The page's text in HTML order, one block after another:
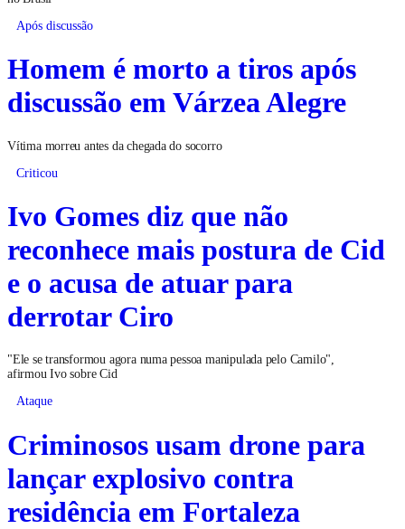
Após discussão
Homem é morto a tiros após
discussão em Várzea Alegre
Vítima morreu antes da chegada do socorro
Criticou
Ivo Gomes diz que não
reconhece mais postura de Cid
e o acusa de atuar para
derrotar Ciro
"Ele se transformou agora numa pessoa manipulada pelo Camilo",
afirmou Ivo sobre Cid
Ataque
Criminosos usam drone para
lançar explosivo contra
residência em Fortaleza